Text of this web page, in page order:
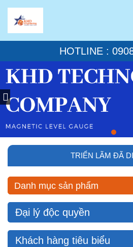
HOTLINE :
TRIỂN LÃM ĐÃ
Danh mục sản phẩm
Đại lý độc quyền
Khách hàng tiêu biểu